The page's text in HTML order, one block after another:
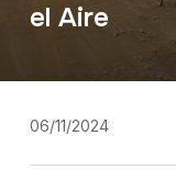
el Aire
06/11/2024